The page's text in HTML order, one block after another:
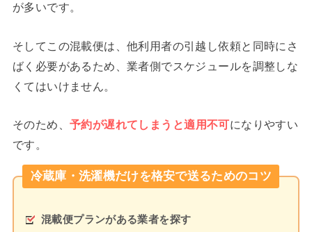
が多いです。
そしてこの混載便は、他利用者の引越し依頼と同時にさ
ばく必要があるため、業者側でスケジュールを調整しな
くてはいけません。
そのため、 予約が遅れてしまうと適用不可になりやすい
です。
冷蔵庫・洗濯機だけを格安で送るためのコツ
混載便プランがある業者を探す